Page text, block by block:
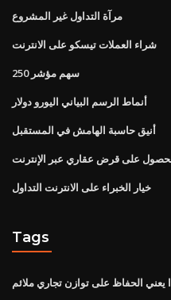
مرآة التداول غير المشروع
شراء العملات تيسكو على الانترنت
250 سهم مؤشر
أنماط الرسم البياني اليورو دولار
أنيق حاسبة الهامش في المستقبل
على قرض عقاري عبر الإنترنت
خيار الخبراء على الانترنت التداول
Tags
يعني الحفاظ على توازن تجاري ملائم